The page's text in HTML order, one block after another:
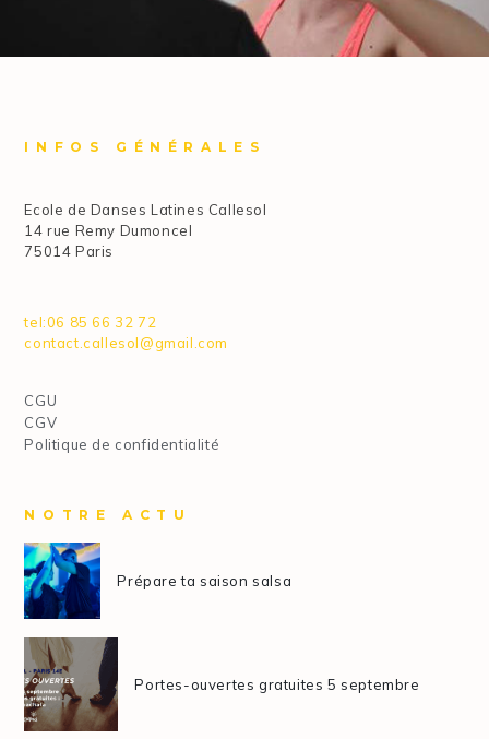
INFOS GÉNÉRALES
Ecole de Danses Latines Callesol
14 rue Remy Dumoncel
75014 Paris
tel:06 85 66 32 72
contact.callesol@gmail.com
CGU
CGV
Politique de confidentialité
NOTRE ACTU
Prépare ta saison salsa
Portes-ouvertes gratuites 5 septembre